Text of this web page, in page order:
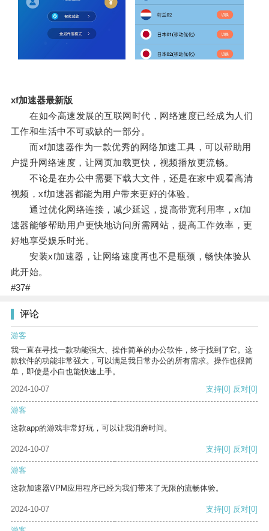
xf加速器最新版
在如今高速发展的互联网时代，网络速度已经成为人们
工作和生活中不可或缺的一部分。
而xf加速器作为一款优秀的网络加速工具，可以帮助用
户提升网络速度，让网页加载更快，视频播放更流畅。
不论是在办公中需要下载大文件，还是在家中观看高清
视频，xf加速器都能为用户带来更好的体验。
通过优化网络连接，减少延迟，提高带宽利用率，xf加
速器能够帮助用户更快地访问所需网站，提高工作效率，更
好地享受娱乐时光。
安装xf加速器，让网络速度再也不是瓶颈，畅快体验从
此开始。
#37#
评论
游客
我一直在寻找一款功能强大、操作简单的办公软件，终于找到了它。这
款软件的功能非常强大，可以满足我日常办公的所有需求。操作也很简
单，即使是小白也能快速上手。
2024-10-07
支持[0] 反对[0]
游客
这款app的游戏非常好玩，可以让我消磨时间。
2024-10-07 支持[0] 反对[0]
游客
这款加速器VPM应用程序已经为我们带来了无限的流畅体验。
2024-10-07 支持[0] 反对[0]